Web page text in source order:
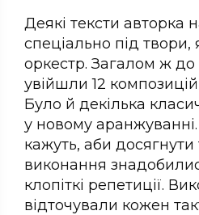
Деякі тексти авторка
спеціально під твори,
оркестр. Загалом ж
увійшли 12
Було й декілька
у новому
кажуть, аби досягнути
виконання
клопіткі репетиції.
відточували кожен